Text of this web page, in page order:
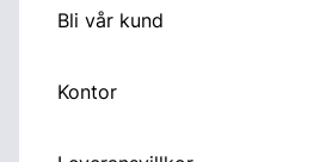
Bli vår kund
Kontor